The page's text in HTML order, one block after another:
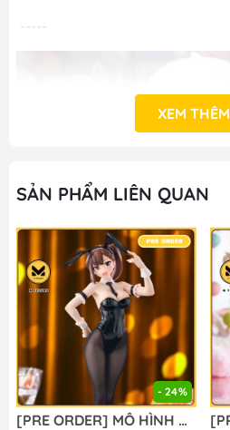
-----
XEM THÊM
SẢN PHẨM LIÊN QUAN
- 24%
[PRE ORDER] MÔ HÌNH Seitokai ni mo Ana wa Aru! - Kotobuki Hisako - BiCute Bunnies (FuRyu) FIGURE CHÍNH HÃNG